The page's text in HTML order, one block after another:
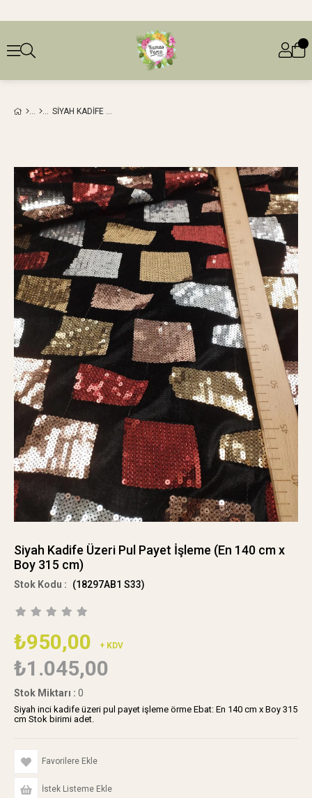
SIYAH KADIFE ÜZERI PUL PAYET İŞLEME (EN 140 CM X BOY 315 CM)
Siyah Kadife Üzeri Pul Payet İşleme (En 140 cm x
Boy 315 cm)
(18297AB1 S33)
₺950,00 + KDV
₺1.045,00
Stok Miktarı : 0
Siyah inci kadife üzeri pul payet işleme örme Ebat: En 140 cm x Boy 315
cm Stok birimi adet.
Favorilere Ekle
İstek Listeme Ekle